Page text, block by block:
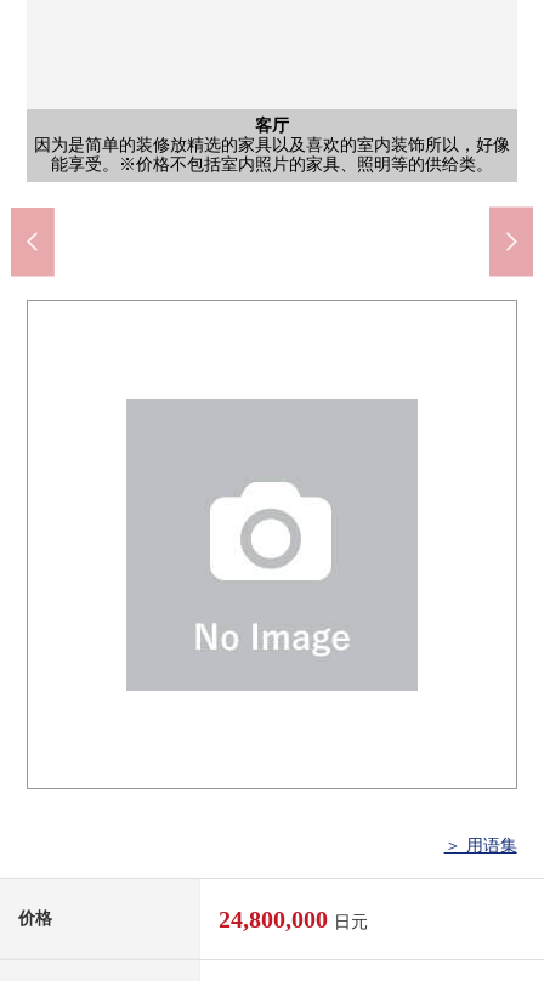
客厅
因为是简单的装修放精选的家具以及喜欢的室内装饰所以，好像
能享受。※价格不包括室内照片的家具、照明等的供给类。
西式房间
原创的空间用喜欢的家具以及室内装饰更换西式房间约9.6张塌塌
米宁静的气氛的室内。※价格不包括室内照片的家具、照明等的
供给类。
外观
是位于7楼部分的1LDK的房间。因为没有走廊所以在最大可以灵
活使用实际使用面积♪
厨房
是食器洗乾燥機付kino易用性好的组合厨房。※价格不包括室内照
片的家具、照明等的供给类。
洗脸
因为在盥洗台下有收纳所以也便于洗涤剂以及洗发水的存货。※
价格不包括室内照片的家具、照明等的供给类。
公共汽车
浴室暖气烘干机在已经设置的在再加热功能冷的傍晚浴以及雨天
的洗衣放心。※价格不包括室内照片的家具、照明等的供给类。
厕所
为简单的装修，用厕所覆盖物或者垫子喜欢的气氛进行自定义。
※价格不包括室内照片的家具、照明等的供给类。
客厅
因为是简单的装修放精选的家具以及喜欢的室内装饰所以，好像
能享受。※价格不包括室内照片的家具、照明等的供给类。
西式房间
原创的空间用喜欢的家具以及室内装饰更换西式房间约9.6张塌塌
米宁静的气氛的室内。※价格不包括室内照片的家具、照明等的
供给类。
西式房间
原创的空间用喜欢的家具以及室内装饰更换西式房间约9.6张塌塌
米宁静的气氛的室内。※价格不包括室内照片的家具、照明等的
供给类。
门口
是具有鞋柜的门口。※价格不包括室内照片的家具、照明等的供
给类。
阳台
阳台
外观
大阪Metro谷町线、中央线"谷町四丁目"车站步行6分钟，大阪
Metro堺筋线"堺筋本町"车站步行9分钟。事务所利用可(有出自规
章的限制)。
入口
是保养良好的整洁的入口。
其他
邸宅名牌
外观
是位于7楼部分的1LDK的房间。因为没有走廊所以在最大可以灵
活使用实际使用面积♪
谷町四丁目站(Osaka Metro中央线、谷町线)(约430m)
步行6分钟。
Lawson内本町2丁目商店(约50m)
步行1分钟。
Koyo内本町商店(约140m)
步行2分钟。
杉药房谷町四丁目商店(约380m)
步行5分钟。
大阪内本町邮局(约70m)
步行1分钟。
中大江公园(约210m)
步行3分钟。
大阪市立中的大江小学(约330m)
步行5分钟。
大阪市立东中学(约570m)
步行8分钟。
＞ 用语集
价格 24,800,000 日元